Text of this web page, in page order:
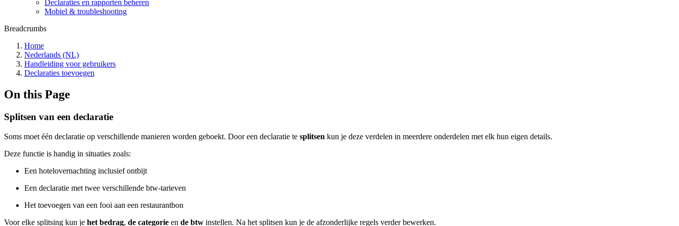
Declaraties en rapporten beheren
Mobiel & troubleshooting
Breadcrumbs
Home
Nederlands (NL)
Handleiding voor gebruikers
Declaraties toevoegen
On this Page
Splitsen van een declaratie
Soms moet één declaratie op verschillende manieren worden geboekt. Door een declaratie te splitsen kun je deze verdelen in meerdere onderdelen met elk hun eigen details.
Deze functie is handig in situaties zoals:
Een hotelovernachting inclusief ontbijt
Een declaratie met twee verschillende btw-tarieven
Het toevoegen van een fooi aan een restaurantbon
Voor elke splitsing kun je het bedrag, de categorie en de btw instellen. Na het splitsen kun je de afzonderlijke regels verder bewerken.